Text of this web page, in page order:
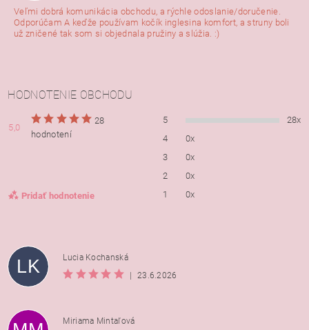
Veľmi dobrá komunikácia obchodu, a rýchle odoslanie/doručenie.
Odporúčam A keďže používam kočík inglesina komfort, a struny boli
už zničené tak som si objednala pružiny a slúžia. :)
HODNOTENIE OBCHODU
5,0
28
hodnotení
Pridať hodnotenie
5
28x
4
0x
3
0x
2
0x
1
0x
LK
Lucia Kochanská
23.6.2026
Miriama Mintaľová